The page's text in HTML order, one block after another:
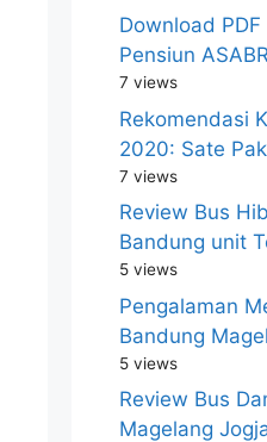
Download
Pensiun
7 views
Rekomendasi
2020: Sate
7 views
Review Bus
Bandung unit
5 views
Pengalaman
Bandung
5 views
Review Bus
Magelang